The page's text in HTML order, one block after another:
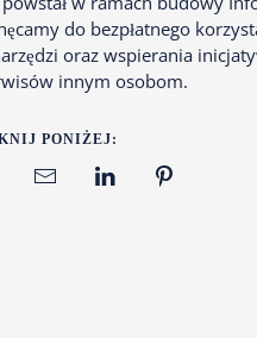
do bezpłatnego
oraz wspierania
innym osobom.
PONIŻEJ: